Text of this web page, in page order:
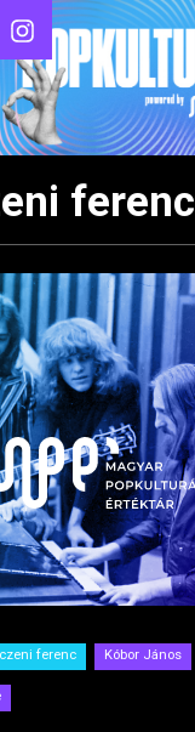
Popkulturális
blog
ferenc
ferenc Kóbor János